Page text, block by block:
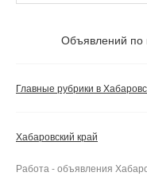
Не важноОбъявлений по
Главные рубрики в
Хабаровский край
Работа - объявления